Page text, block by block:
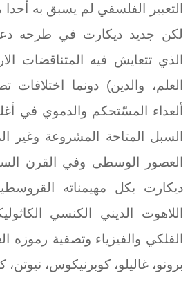
التعبير الفلسفي لم يسبق به
لكن جديد ديكارت في طرحه
الذي تتعايش فيه المتناقضات
العلم، والدين) دونما
ألعداء المسّتحكم والدموي في
السبل المتاحة المشروعة وغير
العصور الوسطى وفي القرن
ديكارت بكل مهيمناته
اللاهوت الديني الكنسي
الفلكي والفيزياء وتصفية رموزه
برونو، غاليلو، كوبرنيكوس، نيوتن،